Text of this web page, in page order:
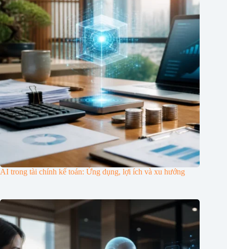
AI trong tài chính kế toán: Ứng dụng, lợi ích và xu hướng